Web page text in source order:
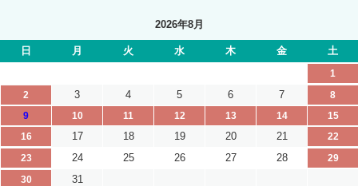
2026年8月
日 月 火 水 木 金 土
1
2
3 4 5 6 7
8
9
10 11 12 13 14
15
16
17 18 19 20 21
22
23
24 25 26 27 28
29
30
31